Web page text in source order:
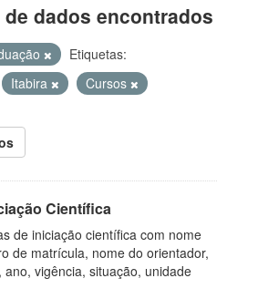
dados encontrados
Etiquetas:
Itabira
Cursos
Científica
de iniciação científica com nome
de matrícula, nome do orientador,
vigência, situação, unidade